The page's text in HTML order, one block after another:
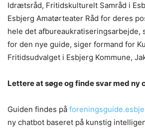
Idrætsråd, Fritidskulturelt Samråd i
Esbjerg Amatørteater Råd for deres
hele det afbureaukratiseringsarbejde,
for den nye guide, siger formand for
Fritidsudvalget i Esbjerg Kommune,
Lettere at søge og finde svar med ny
Guiden findes på
ny chatbot baseret på kunstig